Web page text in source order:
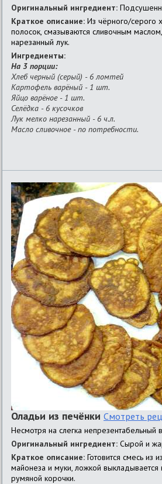
Оригинальный ингредиент:
Краткое описание: Из чёрного/серого
полосок, смазываются сливочным
нарезанный лук.
Ингредиенты:
На 3 порции:
Хлеб черный (серый) - 6 ломтей
Картофель варёный - 1 шт.
Яйцо варёное - 1 шт.
Селёдка - 6 кусочков
Лук мелко нарезанный - 6 ч.л.
Масло сливочное - по потребности.
Оладьи из печёнки Смотреть
Несмотря на слегка непрезентабельный
Оригинальный ингредиент: Сырой и
Краткое описание: Готовится смесь
майонеза и муки, ложкой
румяной корочки.